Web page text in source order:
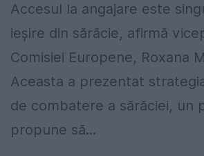
Accesul la angajare este
ieșire din sărăcie, afirmă
Comisiei Europene, Roxana
Aceasta a prezentat
de combatere a sărăciei, un
propune să...